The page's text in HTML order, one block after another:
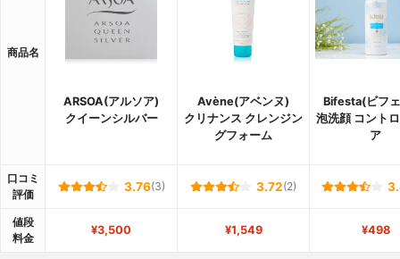
商品名
ARSOA(アルソア)
クイーンシルバー
Avène(アベンヌ)
クリナンス クレンジン
グフォーム
Bifesta(ビフ
泡洗顔 コント
ア
口コミ
評価
3.76(3) 3.72(2)
値段
料金
¥3,500 ¥1,549 ¥498